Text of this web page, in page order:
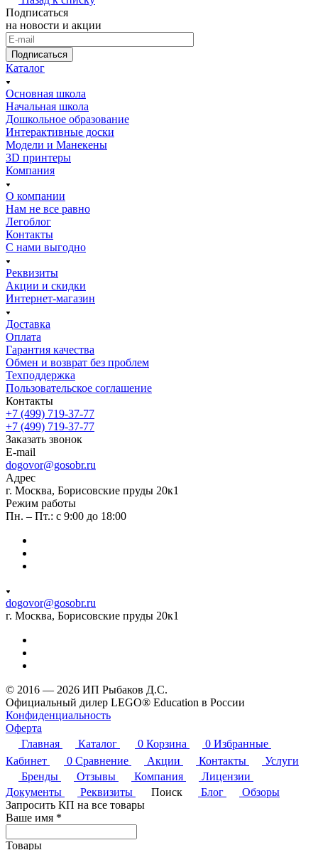
Подписаться
на новости и акции
Подписаться
Каталог
Основная школа
Начальная школа
Дошкольное образование
Интерактивные доски
Модели и Манекены
3D принтеры
Компания
О компании
Нам не все равно
Легоблог
Контакты
С нами выгодно
Реквизиты
Акции и скидки
Интернет-магазин
Доставка
Оплата
Гарантия качества
Обмен и возврат без проблем
Техподдержка
Пользовательское соглашение
Контакты
+7 (499) 719-37-77
+7 (499) 719-37-77
Заказать звонок
E-mail
dogovor@gosobr.ru
Адрес
г. Москва, Борисовские пруды 20к1
Режим работы
Пн. – Пт.: с 9:00 до 18:00
dogovor@gosobr.ru
г. Москва, Борисовские пруды 20к1
© 2016 — 2026 ИП Рыбаков Д.С.
Официальный дилер LEGO® Education в России
Конфиденциальность
Оферта
Главная
Каталог 0 Корзина 0 Избранные
Кабинет
0 Сравнение Акции Контакты
Услуги
Бренды
Отзывы Компания
Лицензии
Документы
Реквизиты Поиск Блог
Обзоры
Запросить КП на все товары
Ваше имя *
Товары